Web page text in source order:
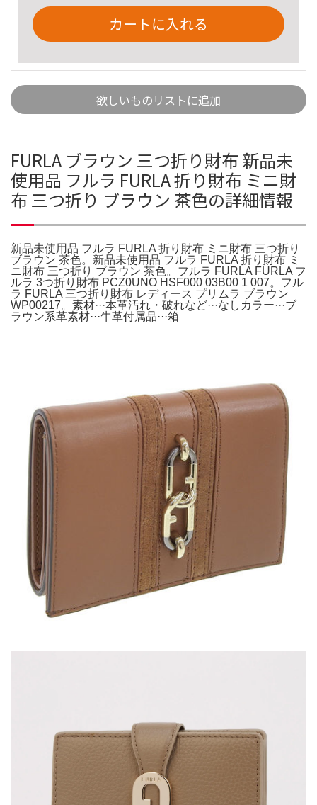
カートに入れる
欲しいものリストに追加
FURLA ブラウン 三つ折り財布 新品未
使用品 フルラ FURLA 折り財布 ミニ財
布 三つ折り ブラウン 茶色の詳細情報
新品未使用品 フルラ FURLA 折り財布 ミニ財布 三つ折り
ブラウン 茶色。新品未使用品 フルラ FURLA 折り財布 ミ
ニ財布 三つ折り ブラウン 茶色。フルラ FURLA FURLA フ
ルラ 3つ折り財布 PCZ0UNO HSF000 03B00 1 007。フル
ラ FURLA 三つ折り財布 レディース プリムラ ブラウン
WP00217。素材···本革汚れ・破れなど···なしカラー···ブ
ラウン系革素材···牛革付属品···箱